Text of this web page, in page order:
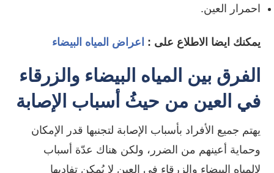
احمرار العين.
يمكنك ايضا الاطلاع على : اعراض المياه البيضاء
الفرق بين المياه البيضاء والزرقاء
في العين من حيثُ أسباب الإصابة
يهتم جميع الأفراد بأسباب الإصابة لتجنبها قدر الإمكان
وحماية أعينهم من الضرر، ولكن هناك عدّة أسباب
لالمياه البيضاء والزرقاء في العين لا يُمكن تفاديها